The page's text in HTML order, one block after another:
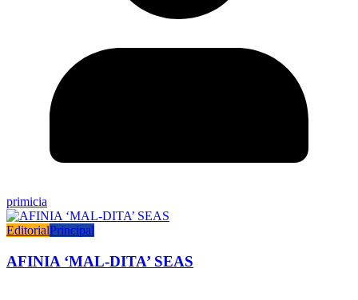
primicia
EditorialPrincipal
AFINIA ‘MAL-DITA’ SEAS